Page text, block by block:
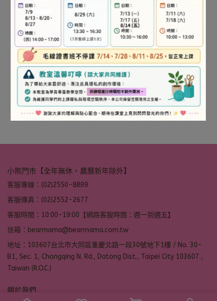
小熊門市【全年無休，農曆新年除外】
客服專線：(02)2550-8899
客服傳真：(02)2552-2677
客服時間：10:00-19:00【網路客服時間：週一到週五】
信箱：bearmama@bearmama.com.tw
地址：103607台北市大同區重慶北路一段30號地下1樓 / No. 30-
B1, Sec. 1, Chongqing N. Rd., Datong Dist., Taipei City 103607 ,
Taiwan (R.O.C.)
關於我們